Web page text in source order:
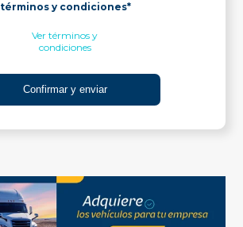
términos y condiciones*
Ver términos y
condiciones